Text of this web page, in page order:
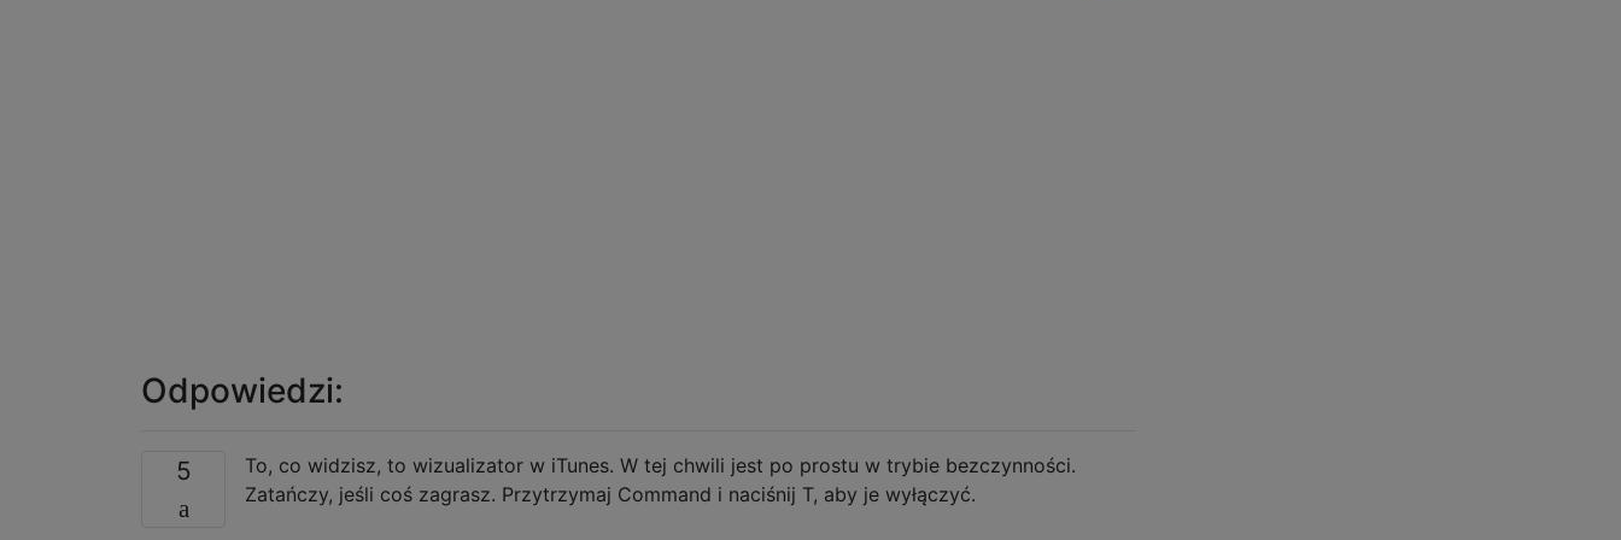
Odpowiedzi:
5
To, co widzisz, to wizualizator w iTunes. W tej chwili jest po prostu w trybie bezczynności.
Zatańczy, jeśli coś zagrasz. Przytrzymaj Command i naciśnij T, aby je wyłączyć.